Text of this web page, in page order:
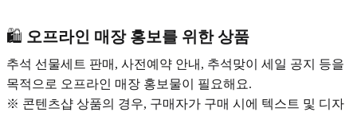
🛍️ 오프라인 매장 홍보를 위한 상품
추석 선물세트 판매, 사전예약 안내, 추석맞이 세일 공지 등을
목적으로 오프라인 매장 홍보물이 필요해요.
※ 콘텐츠샵 상품의 경우, 구매자가 구매 시에 텍스트 및 디자